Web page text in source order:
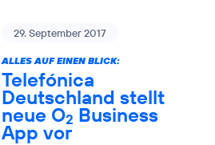
29. September 2017
ALLES AUF EINEN BLICK:
Telefónica
Deutschland stellt
neue O2 Business
App vor